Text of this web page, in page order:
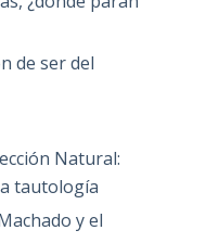
de ser del
Natural:
tautología
y el